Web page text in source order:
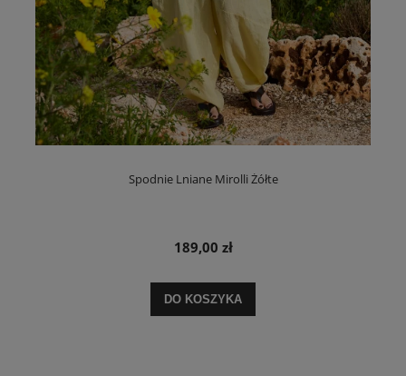
Spodnie Lniane Mirolli Żółte
189,00 zł
DO KOSZYKA